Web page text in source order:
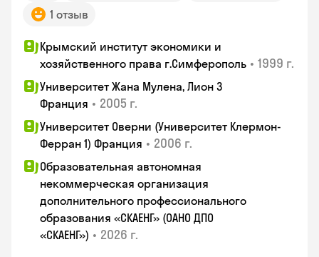
1 отзыв
Крымский институт экономики и
хозяйственного права г.Симферополь • 1999 г.
Университет Жана Мулена, Лион 3
Франция • 2005 г.
Университет Оверни (Университет Клермон-
Ферран 1) Франция • 2006 г.
Образовательная автономная
некоммерческая организация
дополнительного профессионального
образования «СКАЕНГ» (ОАНО ДПО
«СКАЕНГ») • 2026 г.